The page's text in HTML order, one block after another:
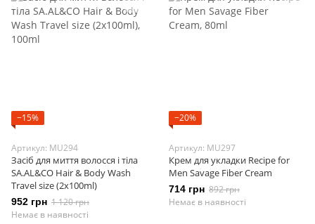
−15%
Артикул: MU294
Засіб для миття волосся і тіла
SA.AL&CO Hair & Body Wash
Travel size (2x100ml)
952 грн 1 120 грн
Немає в наявності
−20%
Артикул: MU297
Крем для укладки Recipe for
Men Savage Fiber Cream
714 грн 892 грн
Немає в наявності